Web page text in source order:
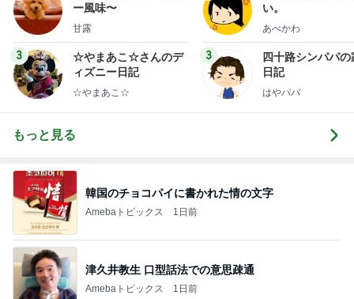
ー風味〜
甘露
3
☆やまあこ☆さんのデ
ィズニー日記
☆やまあこ☆
い。
あべかわ
3
四十路シンパパの
日記
はやパパ
もっと見る
韓国のチョコパイに書かれた情の文字
Amebaトピックス 1日前
津久井教生 口型話法での意思疎通
Amebaトピックス 1日前